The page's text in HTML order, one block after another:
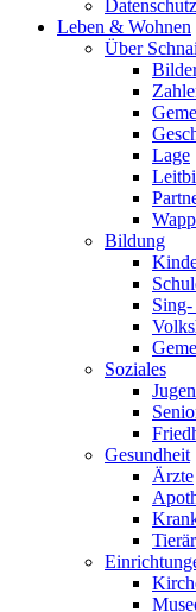
Datenschutz
Leben & Wohnen
Über
Lage
Bildung
Soziales
Gesundheit
Ärzte